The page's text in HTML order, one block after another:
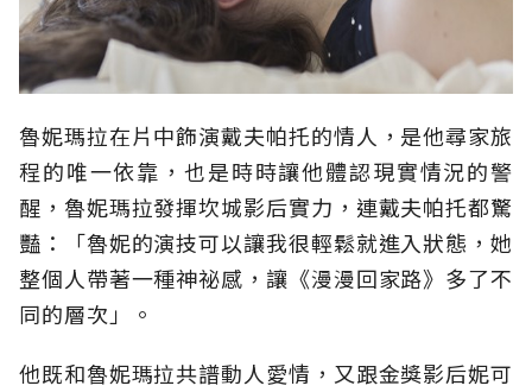
魯妮瑪拉在片中飾演戴夫帕托的情人，是他尋家旅
程的唯一依靠，也是時時讓他體認現實情況的警
醒，魯妮瑪拉發揮坎城影后實力，連戴夫帕托都驚
豔：「魯妮的演技可以讓我很輕鬆就進入狀態，她
整個人帶著一種神祕感，讓《漫漫回家路》多了不
同的層次」。
他既和魯妮瑪拉共譜動人愛情，又跟金獎影后妮可